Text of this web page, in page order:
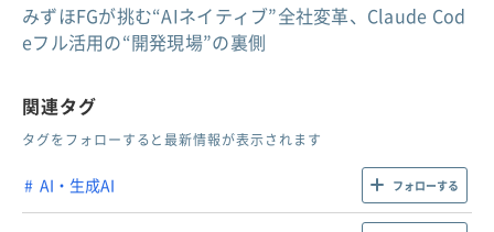
みずほFGが挑む“AIネイティブ”全社変革、Claude Cod
eフル活用の“開発現場”の裏側
関連タグ
タグをフォローすると最新情報が表示されます
AI・生成AI フォローする